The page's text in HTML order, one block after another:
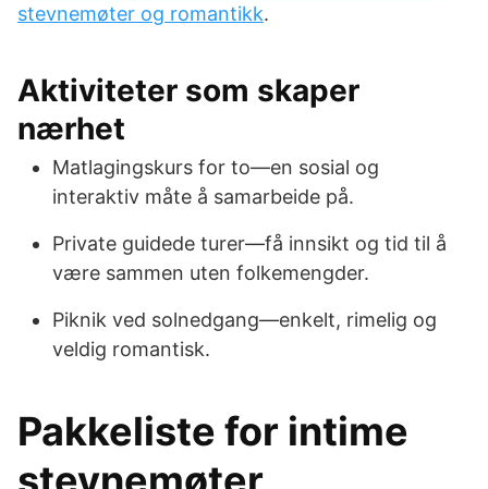
stevnemøter og romantikk.
Aktiviteter som skaper
nærhet
Matlagingskurs for to—en sosial og
interaktiv måte å samarbeide på.
Private guidede turer—få innsikt og tid til å
være sammen uten folkemengder.
Piknik ved solnedgang—enkelt, rimelig og
veldig romantisk.
Pakkeliste for intime